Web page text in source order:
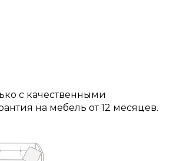
с качественными
на мебель от 12 месяцев.